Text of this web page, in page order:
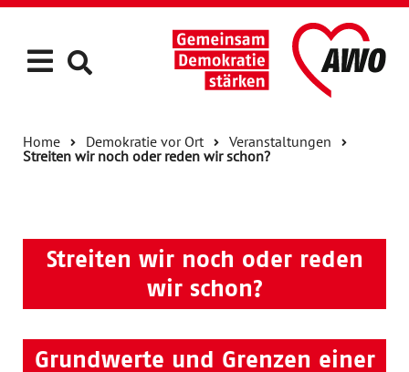
Home Demokratie vor Ort
Veranstaltungen
Streiten wir noch oder reden wir schon?
Streiten wir noch oder reden
wir schon?
Grundwerte und Grenzen einer